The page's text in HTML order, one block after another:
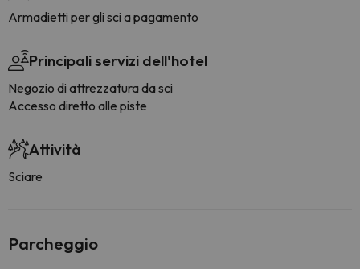
Armadietti per gli sci a pagamento
Principali servizi dell'hotel
Negozio di attrezzatura da sci
Accesso diretto alle piste
Attività
Sciare
Parcheggio